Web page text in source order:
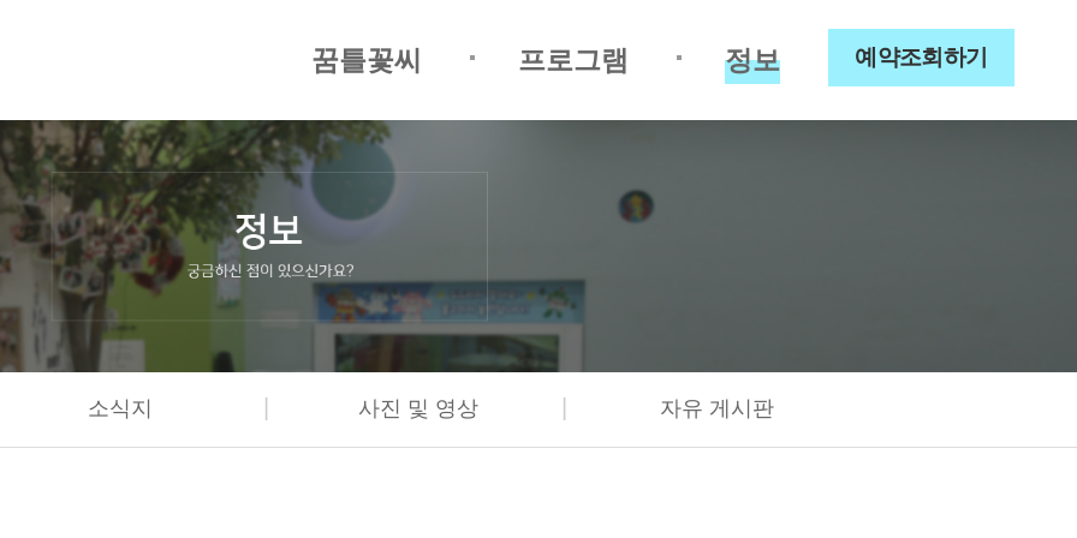
예약조회하기
정보
프로그램
꿈틀꽃씨
소식지 사진 및 영상 자유 게시판